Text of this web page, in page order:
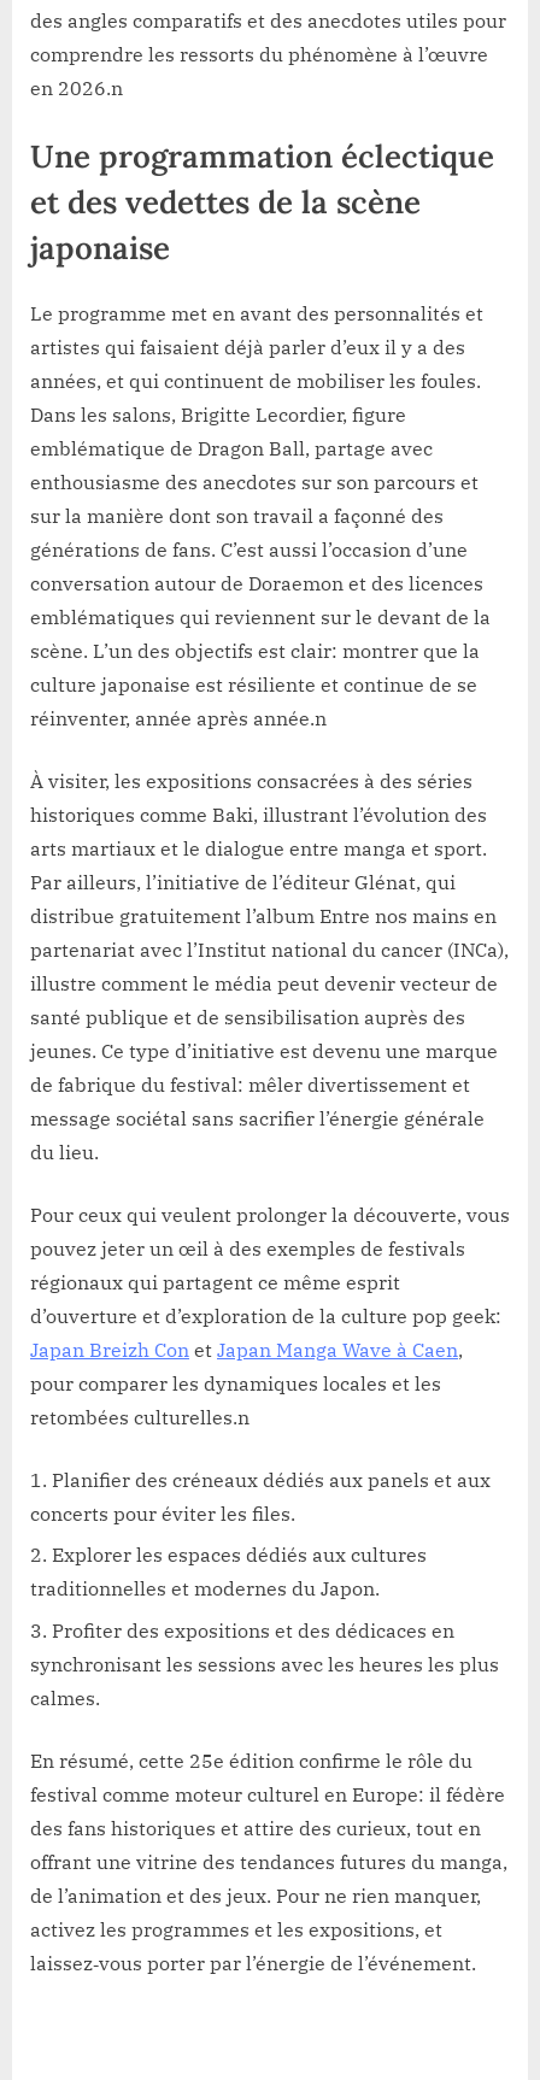
des angles comparatifs et des anecdotes utiles pour
comprendre les ressorts du phénomène à l’œuvre
en 2026.n
Une programmation éclectique
et des vedettes de la scène
japonaise
Le programme met en avant des personnalités et
artistes qui faisaient déjà parler d’eux il y a des
années, et qui continuent de mobiliser les foules.
Dans les salons, Brigitte Lecordier, figure
emblématique de Dragon Ball, partage avec
enthousiasme des anecdotes sur son parcours et
sur la manière dont son travail a façonné des
générations de fans. C’est aussi l’occasion d’une
conversation autour de Doraemon et des licences
emblématiques qui reviennent sur le devant de la
scène. L’un des objectifs est clair: montrer que la
culture japonaise est résiliente et continue de se
réinventer, année après année.n
À visiter, les expositions consacrées à des séries
historiques comme Baki, illustrant l’évolution des
arts martiaux et le dialogue entre manga et sport.
Par ailleurs, l’initiative de l’éditeur Glénat, qui
distribue gratuitement l’album Entre nos mains en
partenariat avec l’Institut national du cancer (INCa),
illustre comment le média peut devenir vecteur de
santé publique et de sensibilisation auprès des
jeunes. Ce type d’initiative est devenu une marque
de fabrique du festival: mêler divertissement et
message sociétal sans sacrifier l’énergie générale
du lieu.
Pour ceux qui veulent prolonger la découverte, vous
pouvez jeter un œil à des exemples de festivals
régionaux qui partagent ce même esprit
d’ouverture et d’exploration de la culture pop geek:
Japan Breizh Con et Japan Manga Wave à Caen,
pour comparer les dynamiques locales et les
retombées culturelles.n
Planifier des créneaux dédiés aux panels et aux
concerts pour éviter les files.
Explorer les espaces dédiés aux cultures
traditionnelles et modernes du Japon.
Profiter des expositions et des dédicaces en
synchronisant les sessions avec les heures les plus
calmes.
En résumé, cette 25e édition confirme le rôle du
festival comme moteur culturel en Europe: il fédère
des fans historiques et attire des curieux, tout en
offrant une vitrine des tendances futures du manga,
de l’animation et des jeux. Pour ne rien manquer,
activez les programmes et les expositions, et
laissez‑vous porter par l’énergie de l’événement.